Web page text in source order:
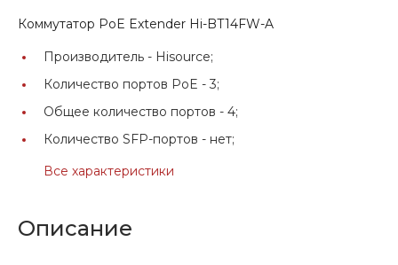
Коммутатор PoE Extender Hi-BT14FW-A
Производитель - Hisource;
Количество портов PoE - 3;
Общее количество портов - 4;
Количество SFP-портов - нет;
Все характеристики
Описание